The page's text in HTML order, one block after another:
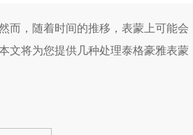
，随着时间的推移，表蒙上可能会
文将为您提供几种处理泰格豪雅表蒙